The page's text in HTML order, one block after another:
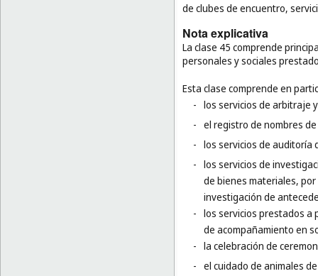
de clubes de encuentro,
Nota explicativa
La clase 45 comprende
personales y sociales
Esta clase comprende en
- los servicios de arbitraje
- el registro de nombres
- los servicios de auditoría
- los servicios de
de bienes materiales,
investigación de
- los servicios prestados a
de acompañamiento en
- la celebración de
- el cuidado de animales